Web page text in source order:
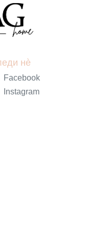
нè
Facebook
Instagram